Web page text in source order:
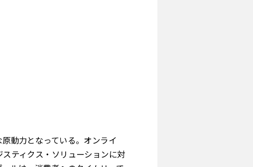
動力となっている。オンライ
ティクス・ソリューションに対